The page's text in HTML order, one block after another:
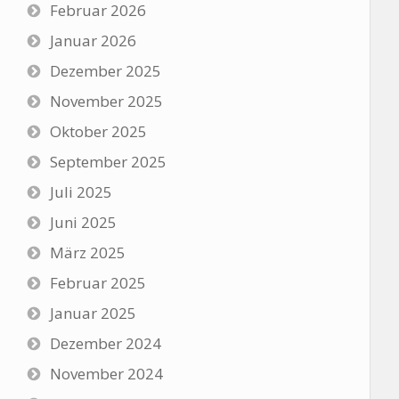
Februar 2026
Januar 2026
Dezember 2025
November 2025
Oktober 2025
September 2025
Juli 2025
Juni 2025
März 2025
Februar 2025
Januar 2025
Dezember 2024
November 2024